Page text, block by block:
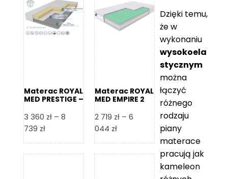
7
000 zł
8
865 zł
Materac ROYAL
MED PRESTIGE –
3 360 zł – 8
739 złZakres
od
Materac ROYAL
MED EMPIRE 2
2 719 zł – 6
044 złZakres
od
Dzięki temu,
że w
wykonaniu
wysokoela
stycznym
można
łączyć
różnego
rodzaju
piany
materace
pracują jak
kameleon